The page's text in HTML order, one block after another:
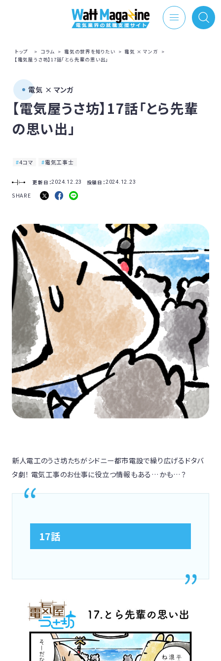
トップ > コラム > 電気の世界を知りたい > 電気 × マンガ
>
【電気屋うさ坊】17話「とら先輩の思い出」
電気 × マンガ
【電気屋うさ坊】17話「とら先輩
の思い出」
4コマ 電気工事士
更新日：2024.12.23 投稿日：2024.12.23
SHARE
新人電工のうさ坊たちがシドニー都市電設で繰り広げるドタバ
タ劇！ 電気工事のお仕事に役立つ情報もある…かも…？
17話